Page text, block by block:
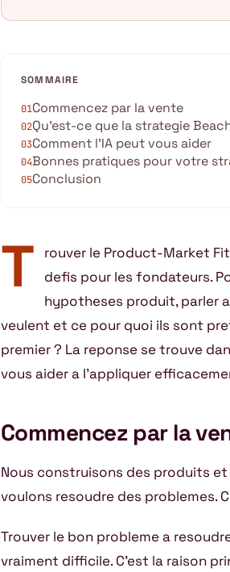
SOMMAIRE
01Commencez par la vente
02Qu’est-ce que la strategie
03Comment l’IA peut vous aider
04Bonnes pratiques pour votre
05Conclusion
T
rouver le Product-Market
defis pour les fondateurs.
hypotheses produit, parler
veulent et ce pour quoi ils sont
premier ? La reponse se trouve
vous aider a l’appliquer
Commencez par la
Nous construisons des produits
voulons resoudre des problemes.
Trouver le bon probleme a
vraiment difficile. C’est la raison